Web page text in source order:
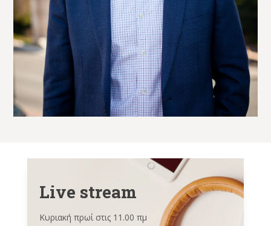
Live stream
Κυριακή πρωί στις 11.00 πμ